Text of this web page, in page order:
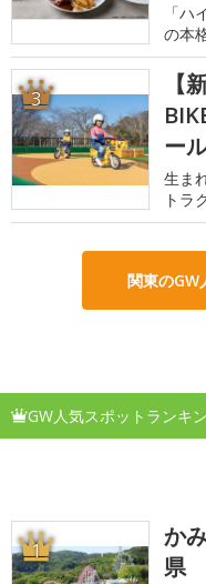
「
の本
3
【
ー
生ま
トラ
関東のGW
GW人気スポットランキ
1
か
県